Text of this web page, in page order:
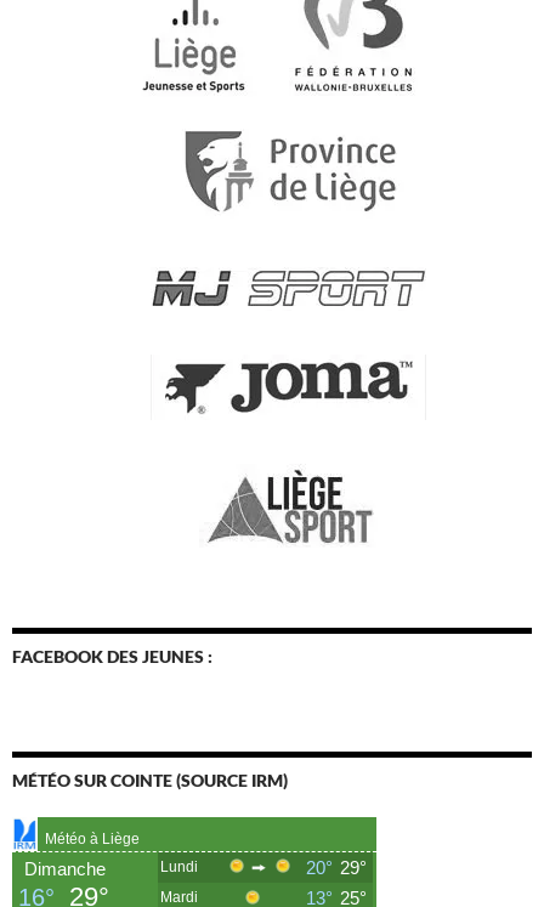
FACEBOOK DES JEUNES :
MÉTÉO SUR COINTE (SOURCE IRM)